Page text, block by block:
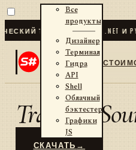
ТРЕЙДИНГ ДЛЯ .NET И
Все
продукты
Дизайнер
Терминал
Гидра
API
Shell
Облачный
бэктестер
Графики
JS
СКАЧАТЬ →